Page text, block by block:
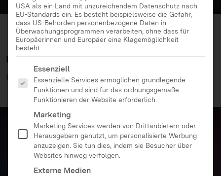
Über Energiereinigung im Internet
Klicken.Blicken.
USA als ein Land mit unzureichendem Datenschutz nach
EU-Standards ein. Es besteht beispielsweise die Gefahr,
dass US-Behörden personenbezogene Daten in
Überwachungsprogrammen verarbeiten, ohne dass für
Europäerinnen und Europäer eine Klagemöglichkeit
besteht.
Es folgt eine Liste der Service-Gruppen, für die eine
Essenziell
Essenzielle Services ermöglichen grundlegende
Funktionen und sind für das ordnungsgemäße
Funktionieren der Website erforderlich.
Marketing
Marketing Services werden von Drittanbietern oder
Herausgebern genutzt, um personalisierte Werbung
anzuzeigen. Sie tun dies, indem sie Besucher über
Websites hinweg verfolgen.
Externe Medien